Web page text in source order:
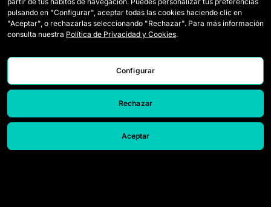
pulsando en "Configurar", aceptar todas las cookies haciendo clic en
"Aceptar", o rechazarlas seleccionando "Rechazar". Para más información
consulta nuestra Política de Privacidad y Cookies.
Configurar
Rechazar
Aceptar